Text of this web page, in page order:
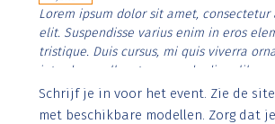
Lorem ipsum dolor sit amet, consectetur
elit. Suspendisse varius enim in eros
tristique. Duis cursus, mi quis viverra
interdum nulla, ut commodo diam libero
Aenean faucibus nibh et justo cursus id
imperdiet. Nunc ut sem vitae risus
Schrijf je in voor het event. Zie de
met beschikbare modellen. Zorg dat